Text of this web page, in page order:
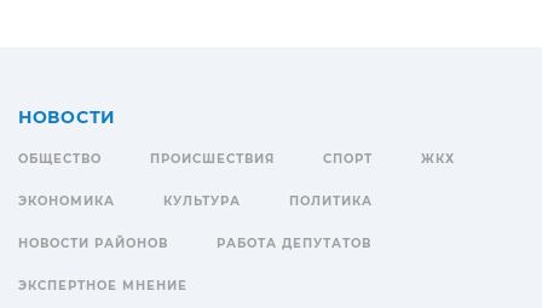
НОВОСТИ
ОБЩЕСТВО ПРОИСШЕСТВИЯ СПОРТ ЖКХ
ЭКОНОМИКА КУЛЬТУРА ПОЛИТИКА
НОВОСТИ РАЙОНОВ РАБОТА ДЕПУТАТОВ
ЭКСПЕРТНОЕ МНЕНИЕ